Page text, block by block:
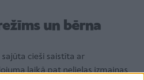
un bērna
sajūta cieši saistīta ar
laikā pat nelielas izmaiņas